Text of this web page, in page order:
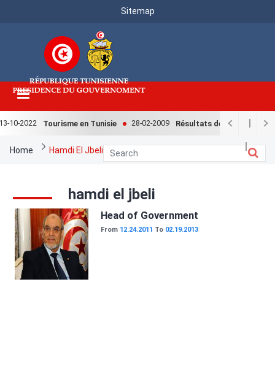
Menu
Sitemap
10-2022 Tourisme en Tunisie 28-02-2009 Résultats de l'enquête
Breadcrumb
Home Hamdi El Jbeli
hamdi el jbeli
Image Head of Government
From 12.24.2011 To 02.19.2013